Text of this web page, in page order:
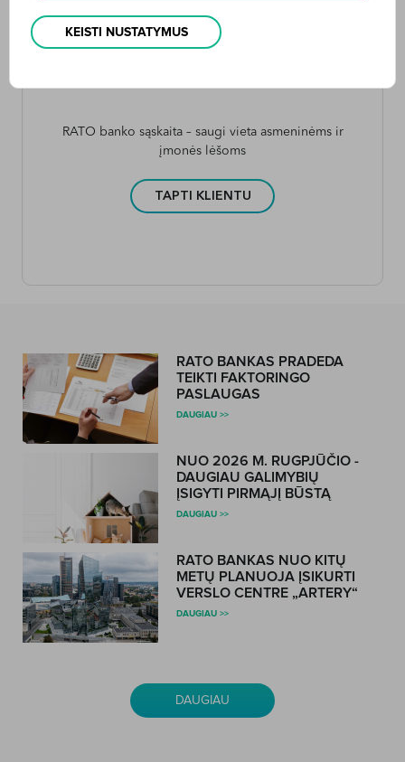
RATO banko sąskaita – saugi vieta asmeninėms ir
įmonės lėšoms
TAPTI KLIENTU
RATO BANKAS PRADEDA
TEIKTI FAKTORINGO
PASLAUGAS
DAUGIAU >>
NUO 2026 M. RUGPJŪČIO -
DAUGIAU GALIMYBIŲ
ĮSIGYTI PIRMĄJĮ BŪSTĄ
DAUGIAU >>
RATO BANKAS NUO KITŲ
METŲ PLANUOJA ĮSIKURTI
VERSLO CENTRE „ARTERY“
DAUGIAU >>
DAUGIAU
KEISTI NUSTATYMUS